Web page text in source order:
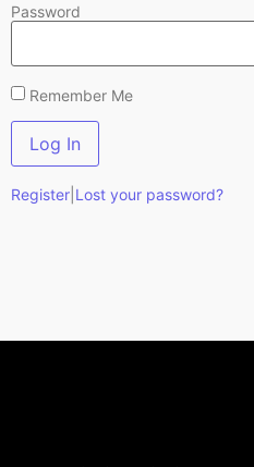
Password
Remember Me
Register Lost your password?